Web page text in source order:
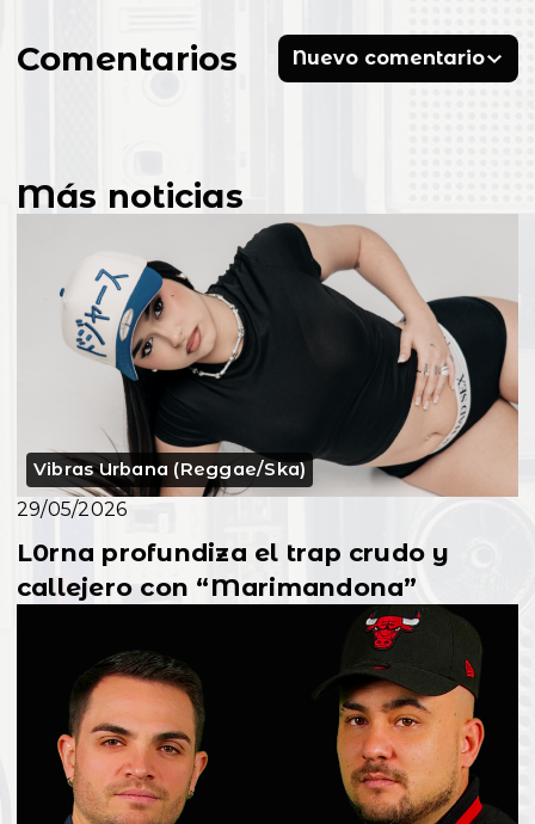
Comentarios Nuevo comentario
Más noticias
Vibras Urbana (Reggae/Ska)
29/05/2026
L0rna profundiza el trap crudo y
callejero con “Marimandona”